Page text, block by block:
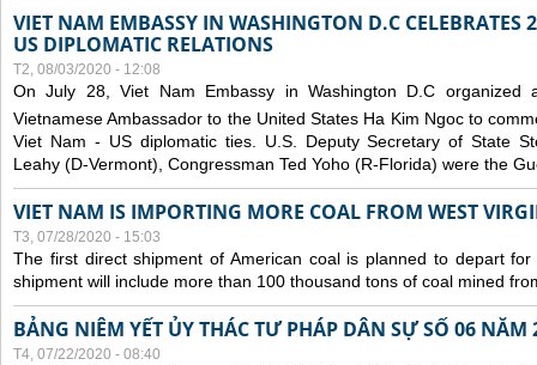
VIET NAM EMBASSY IN WASHINGTON D.C CELEBRATES
US DIPLOMATIC RELATIONS
T2, 08/03/2020 - 12:08
On July 28, Viet Nam Embassy in Washington D.C organized
Vietnamese Ambassador to the United States Ha Kim Ngoc to
Viet Nam - US diplomatic ties. U.S. Deputy Secretary of State
Leahy (D-Vermont), Congressman Ted Yoho (R-Florida) were the
VIET NAM IS IMPORTING MORE COAL FROM WEST
T3, 07/28/2020 - 15:03
The first direct shipment of American coal is planned to depart
shipment will include more than 100 thousand tons of coal mined
BẢNG NIÊM YẾT ỦY THÁC TƯ PHÁP DÂN SỰ SỐ 06 NĂM
T4, 07/22/2020 - 08:40